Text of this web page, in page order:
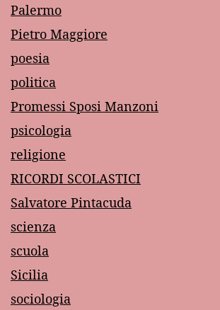
Palermo
Pietro Maggiore
poesia
politica
Promessi Sposi Manzoni
psicologia
religione
RICORDI SCOLASTICI
Salvatore Pintacuda
scienza
scuola
Sicilia
sociologia